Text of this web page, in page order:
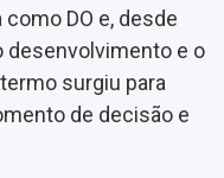
DO e, desde
desenvolvimento e o
surgiu para
de decisão e